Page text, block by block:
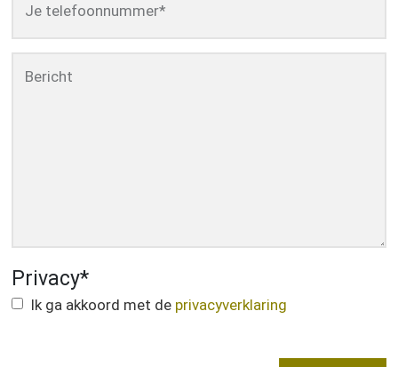
Je telefoonnummer*
Bericht
Privacy*
Ik ga akkoord met de privacyverklaring